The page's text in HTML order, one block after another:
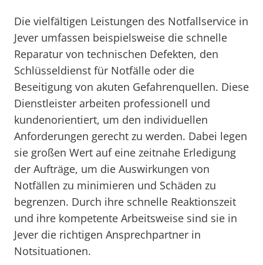
Die vielfältigen Leistungen des Notfallservice in
Jever umfassen beispielsweise die schnelle
Reparatur von technischen Defekten, den
Schlüsseldienst für Notfälle oder die
Beseitigung von akuten Gefahrenquellen. Diese
Dienstleister arbeiten professionell und
kundenorientiert, um den individuellen
Anforderungen gerecht zu werden. Dabei legen
sie großen Wert auf eine zeitnahe Erledigung
der Aufträge, um die Auswirkungen von
Notfällen zu minimieren und Schäden zu
begrenzen. Durch ihre schnelle Reaktionszeit
und ihre kompetente Arbeitsweise sind sie in
Jever die richtigen Ansprechpartner in
Notsituationen.